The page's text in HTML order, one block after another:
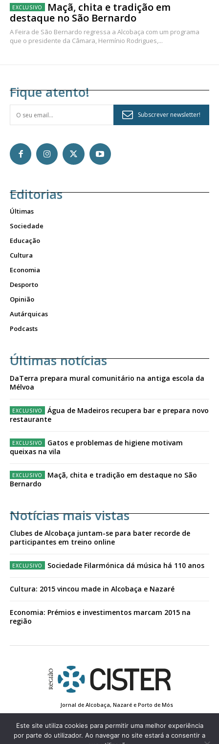
Maçã, chita e tradição em
destaque no São Bernardo
A Feira de São Bernardo regressa a Alcobaça com um programa
que o presidente da Câmara, Hermínio Rodrigues,...
Fique atento!
Subscrever newsletter!
Editorias
Últimas
Sociedade
Educação
Cultura
Economia
Desporto
Opinião
Autárquicas
Podcasts
Últimas notícias
DaTerra prepara mural comunitário na antiga escola da
Mélvoa
Água de Madeiros recupera bar e prepara novo
restaurante
Gatos e problemas de higiene motivam
queixas na vila
Maçã, chita e tradição em destaque no São
Bernardo
Notícias mais vistas
Clubes de Alcobaça juntam-se para bater recorde de
participantes em treino online
Sociedade Filarmónica dá música há 110 anos
Cultura: 2015 vincou made in Alcobaça e Nazaré
Economia: Prémios e investimentos marcam 2015 na
região
Jornal de Alcobaça, Nazaré e Porto de Mós
Conta de Registo
Edição Impressa
Este site utiliza cookies para permitir uma melhor experiência
por parte do utilizador. Ao navegar no site estará a consentir a